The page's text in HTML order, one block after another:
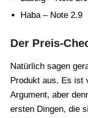
Haba – Note 2.9
Der Preis-
Natürlich sagen
Produkt aus. Es ist
Argument, aber
ersten Dingen, die